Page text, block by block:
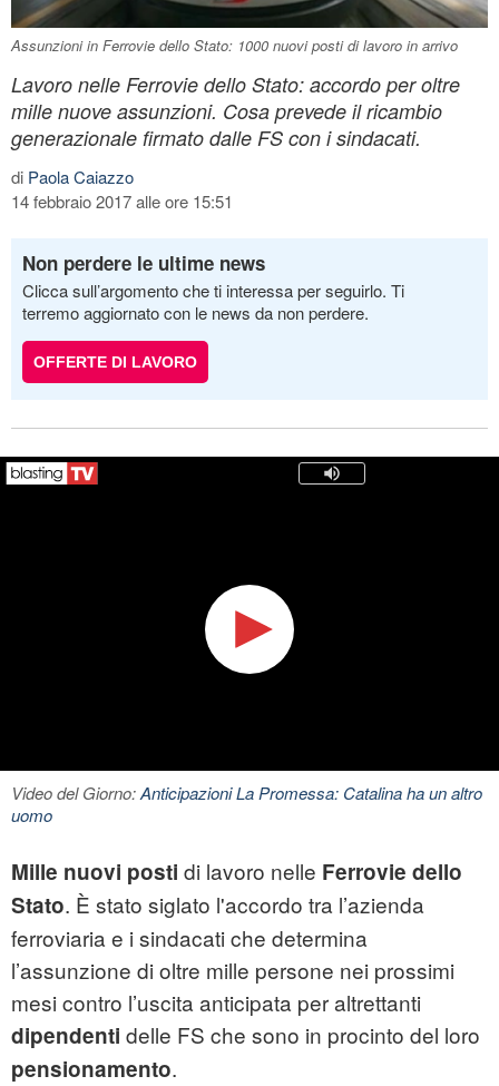
Assunzioni in Ferrovie dello Stato: 1000 nuovi posti di lavoro in arrivo
Lavoro nelle Ferrovie dello Stato: accordo per oltre
mille nuove assunzioni. Cosa prevede il ricambio
generazionale firmato dalle FS con i sindacati.
di Paola Caiazzo
14 febbraio 2017 alle ore 15:51
Non perdere le ultime news
Clicca sull’argomento che ti interessa per seguirlo. Ti
terremo aggiornato con le news da non perdere.
OFFERTE DI LAVORO
Video del Giorno:Anticipazioni La Promessa: Catalina ha un altro
uomo
Mille nuovi posti di lavoro nelle Ferrovie dello
Stato. È stato siglato l'accordo tra l’azienda
ferroviaria e i sindacati che determina
l’assunzione di oltre mille persone nei prossimi
mesi contro l’uscita anticipata per altrettanti
dipendenti delle FS che sono in procinto del loro
pensionamento.